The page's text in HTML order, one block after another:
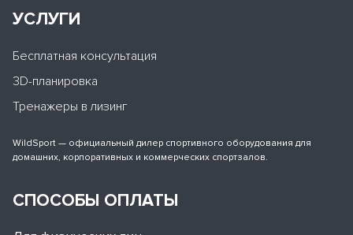
УСЛУГИ
Бесплатная консультация
3D-планировка
Тренажеры в лизинг
WildSport — официальный дилер спортивного оборудования для
домашних, корпоративных и коммерческих спортзалов.
СПОСОБЫ ОПЛАТЫ